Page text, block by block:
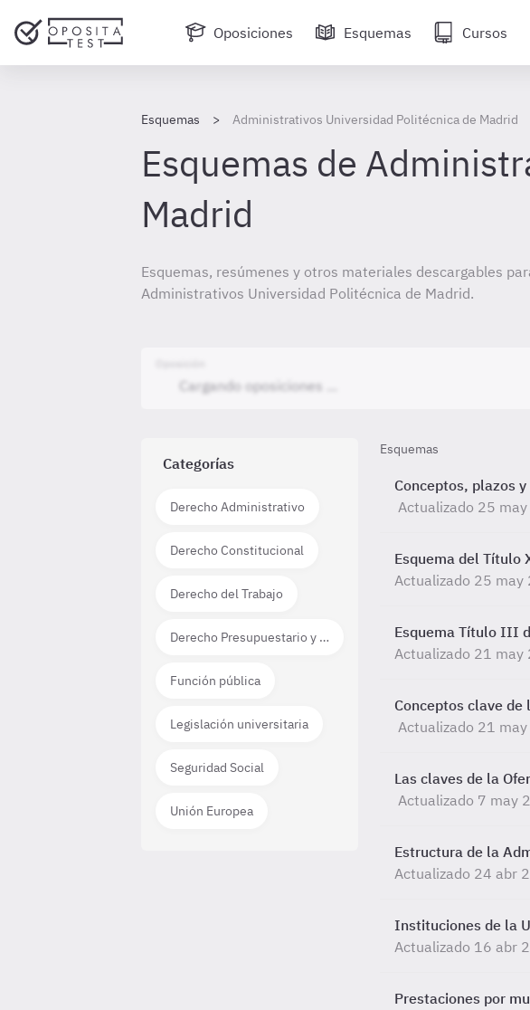
Oposiciones Esquemas Cursos
Esquemas Administrativos Universidad Politécnica de Madrid
Esquemas de
Madrid
Esquemas, resúmenes y otros materiales descargables
Administrativos Universidad Politécnica de Madrid.
Categorías
Derecho Administrativo
Derecho Constitucional
Derecho del Trabajo
Derecho Presupuestario y Financiero
Función pública
Legislación universitaria
Seguridad Social
Unión Europea
Esquemas
Conceptos, plazos
Actualizado 25
Esquema del Título
Actualizado 25 may
Esquema Título III
Actualizado 21 may
Conceptos clave
Actualizado 21
Las claves de la
Actualizado 7 may
Estructura de la
Actualizado 24 abr
Instituciones de la
Actualizado 16 abr
Prestaciones por